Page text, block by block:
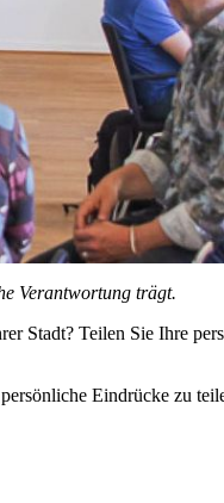
Verantwortung trägt.
Stadt? Teilen Sie Ihre
Eindrücke zu